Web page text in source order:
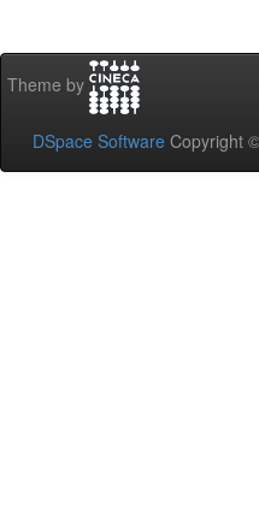
Theme by
DSpace Software Copyright